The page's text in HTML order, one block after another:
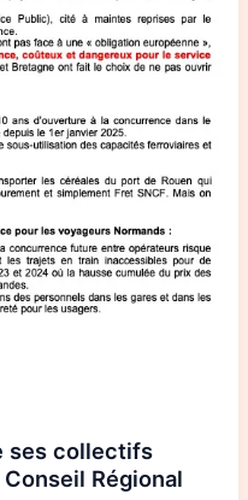
ses collectifs
Régional